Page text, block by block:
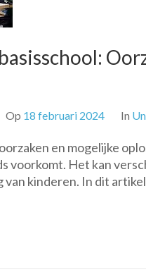
Op 18 februari 2024 In
en mogelijke
voorkomt. Het kan
kinderen. In dit